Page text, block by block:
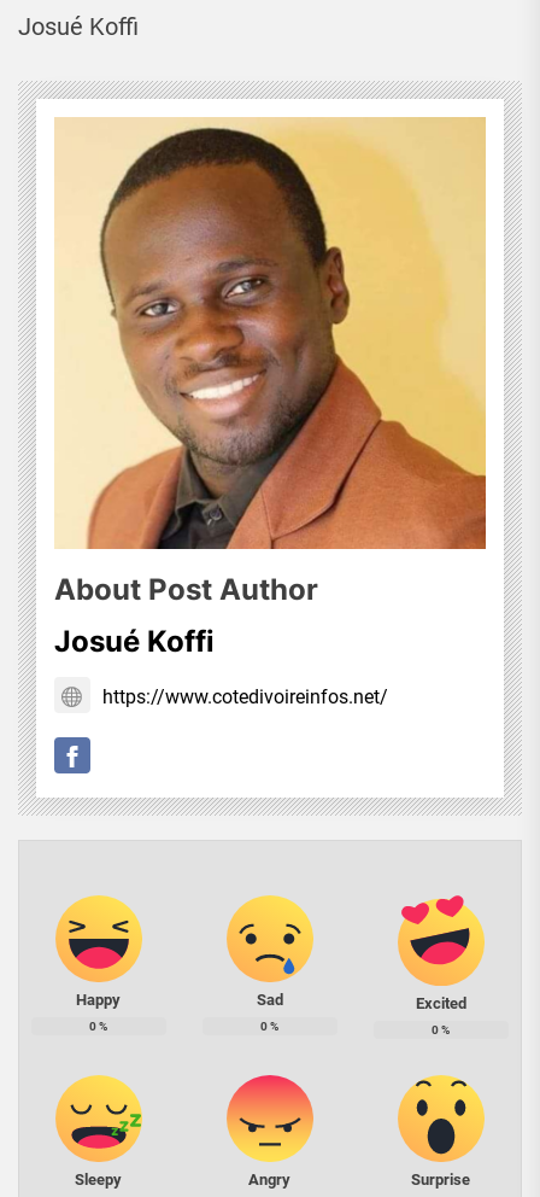
Josué Koffi
About Post Author
Josué Koffi
https://www.cotedivoireinfos.net/
Happy
0%
Sad
0%
Excited
0%
Sleepy Angry Surprise